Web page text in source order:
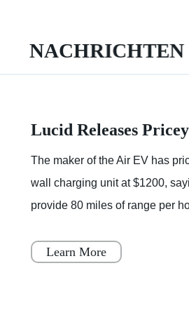
The maker of the Air EV has
wall charging unit at $1200,
provide 80 miles of range per
best perks of owning an elec
Learn More